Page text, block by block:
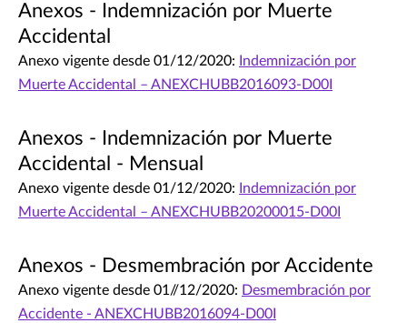
Anexos - Indemnización por Muerte
Accidental
Anexo vigente desde 01/12/2020:
Indemnización por
Muerte Accidental – ANEXCHUBB2016093-D00I
Anexos - Indemnización por Muerte
Accidental - Mensual
Anexo vigente desde 01/12/2020:
Indemnización por
Muerte Accidental – ANEXCHUBB20200015-D00I
Anexos - Desmembración por Accidente
Anexo vigente desde 01//12/2020: Desmembración por
Accidente - ANEXCHUBB2016094-D00I